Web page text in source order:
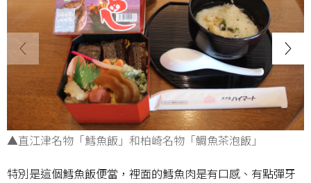
▲直江津名物「鱈魚飯」和柏崎名物「鯛魚茶泡飯」
特別是這個鱈魚飯便當，裡面的鱈魚肉是有口感、有點彈牙